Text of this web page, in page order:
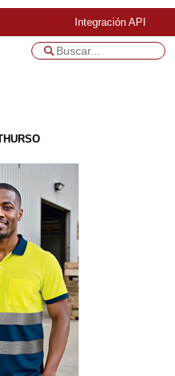
Integración API